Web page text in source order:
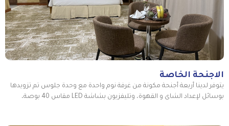
الاجنحة الخاصة
يتوفر لدينا أربعة أجنحة مكونة من غرفة نوم واحدة مع وحدة جلوس تم تزويدها
بوسائل لإعداد الشاى و القهوة، وتليفزيون بشاشة LED مقاس 40 بوصة،